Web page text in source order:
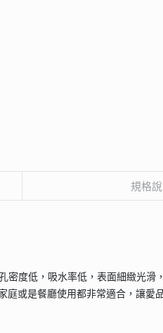
規格
密度低，吸水率低，表面細緻光
或是餐廳使用都非常適合，讓愛